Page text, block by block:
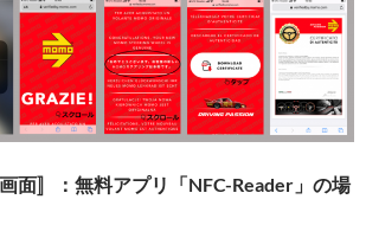
面〛：無料アプリ「NFC-Reader 」の場